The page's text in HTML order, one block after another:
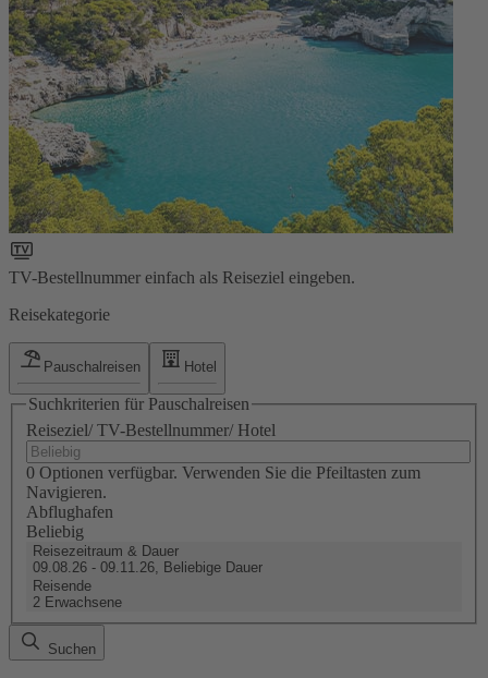
TV-Bestellnummer einfach als Reiseziel eingeben.
Reisekategorie
Pauschalreisen Hotel
Suchkriterien für Pauschalreisen
Reiseziel/ TV-Bestellnummer/ Hotel
0 Optionen verfügbar. Verwenden Sie die Pfeiltasten zum
Navigieren.
Abflughafen
Beliebig
Reisezeitraum & Dauer
09.08.26 - 09.11.26, Beliebige Dauer
Reisende
2 Erwachsene
Suchen